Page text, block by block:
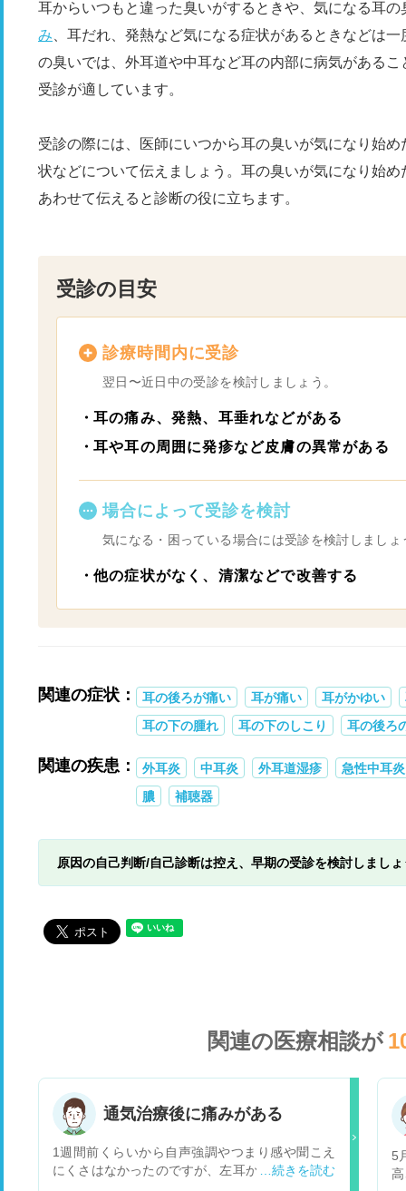
耳からいつもと違った臭いがするときや、気になる耳
み 、耳だれ、発熱など気になる症状があるときなどは
の臭いでは、外耳道や中耳など耳の内部に病気がある
受診が適しています。
受診の際には、医師にいつから耳の臭いが気になり始め
状などについて伝えましょう。耳の臭いが気になり始
あわせて伝えると診断の役に立ちます。
受診の目安
診療時間内に受診
翌日〜近日中の受診を検討しましょう。
耳の痛み、発熱、耳垂れなどがある
耳や耳の周囲に発疹など皮膚の異常がある
場合によって受診を検討
気になる・困っている場合には受診を検討しましょ
他の症状がなく、清潔などで改善する
関連の症状： 耳の後ろが痛い 耳が痛い 耳がかゆい
耳の下の腫れ
耳の下のしこり 耳の後ろ
関連の疾患： 外耳炎 中耳炎 外耳道湿疹
急性中耳炎
膿
補聴器
原因の自己判断/自己診断は控え、早期の受診を検討しましょ
関連の医療相談が
通気治療後に痛みがある
1週間前くらいから自声強調やつまり感や聞こえ
にくさはなかったのですが、左耳からパリパリ音
5